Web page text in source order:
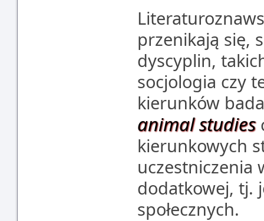
przenikają się,
dyscyplin,
socjologia czy
kierunków
animal studies
kierunkowych
uczestniczenia
dodatkowej, tj.
społecznych.